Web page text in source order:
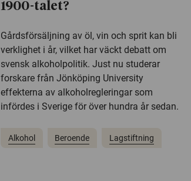
1900-talet?
Gårdsförsäljning av öl, vin och sprit kan bli
verklighet i år, vilket har väckt debatt om
svensk alkoholpolitik. Just nu studerar
forskare från Jönköping University
effekterna av alkoholregleringar som
infördes i Sverige för över hundra år sedan.
Alkohol Beroende Lagstiftning